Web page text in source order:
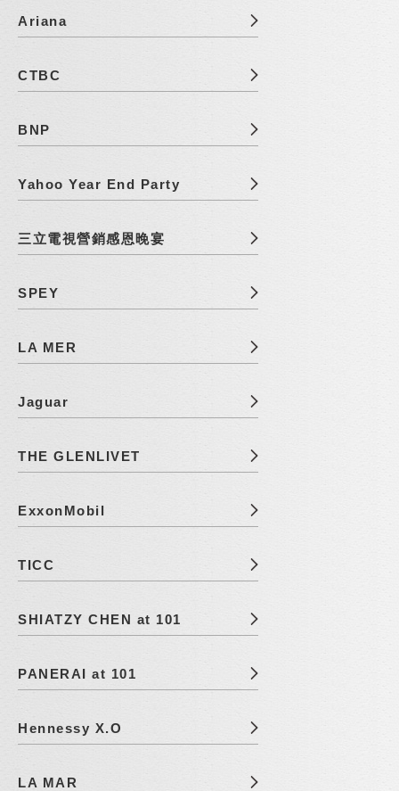
Ariana
CTBC
BNP
Yahoo Year End Party
三立電視營銷感恩晚宴
SPEY
LA MER
Jaguar
THE GLENLIVET
ExxonMobil
TICC
SHIATZY CHEN at 101
PANERAI at 101
Hennessy X.O
LA MAR